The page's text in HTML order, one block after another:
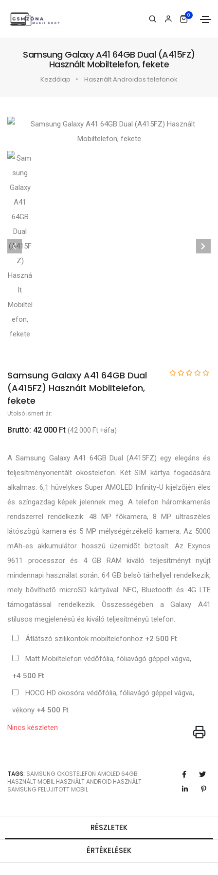
0
Samsung Galaxy A41 64GB Dual (A415FZ)
Használt Mobiltelefon, fekete
Kezdőlap Használt Androidos telefonok
Samsung Galaxy A41 64GB Dual
(A415FZ) Használt Mobiltelefon,
fekete
Utolsó ismert ár:
Bruttó: 42 000 Ft (42 000 Ft +áfa)
A Samsung Galaxy A41 64GB Dual (A415FZ) egy elegáns és
teljesítményorientált okostelefon. Két SIM kártya fogadására
alkalmas. 6,1 hüvelykes Super AMOLED Infinity-U kijelzõjén éles
és színgazdag képek jelennek meg. A telefon háromkamerás
rendszerrel rendelkezik: 48 MP fõkamera, 8 MP ultraszéles
látószögû kamera és 5 MP mélységérzékelõ kamera. Az 5000
mAh-es akkumulátor hosszú üzemidõt biztosít. Az Exynos
9611 processzor és 4 GB RAM kiváló teljesítményt nyújt
mindennapi használat során. 64 GB belsõ tárhellyel rendelkezik,
mely bõvíthetõ microSD kártyával. NFC, Bluetooth és 4G LTE
támogatással rendelkezik. Összességében a Galaxy A41
stílusos megjelenésû és kiváló teljesítményû telefon.
Átlátszó szilikontok mobiltelefonhoz +2 500 Ft
Matt Mobiltelefon védőfólia, fóliavágó géppel vágva,
+4 500 Ft
HOCO HD okosóra védőfólia, fóliavágó géppel vágva,
vékony +4 500 Ft
Nincs készleten
TAGS: SAMSUNG OKOSTELEFON AMOLED 64GB
HASZNÁLT MOBIL HASZNÁLT ANDROID HASZNÁLT
SAMSUNG FELUJITOTT MOBIL
RÉSZLETEK
ÉRTÉKELÉSEK